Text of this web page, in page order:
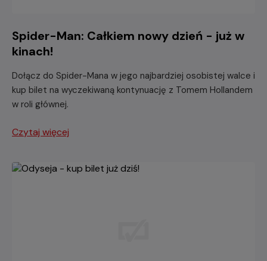
Spider-Man: Całkiem nowy dzień - już w
kinach!
Dołącz do Spider-Mana w jego najbardziej osobistej walce i
kup bilet na wyczekiwaną kontynuację z Tomem Hollandem
w roli głównej.
Czytaj więcej